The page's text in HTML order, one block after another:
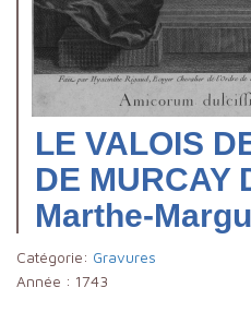
LE VALOIS
DE MURCAY
Marthe-
Catégorie: Gravures
Année : 1743